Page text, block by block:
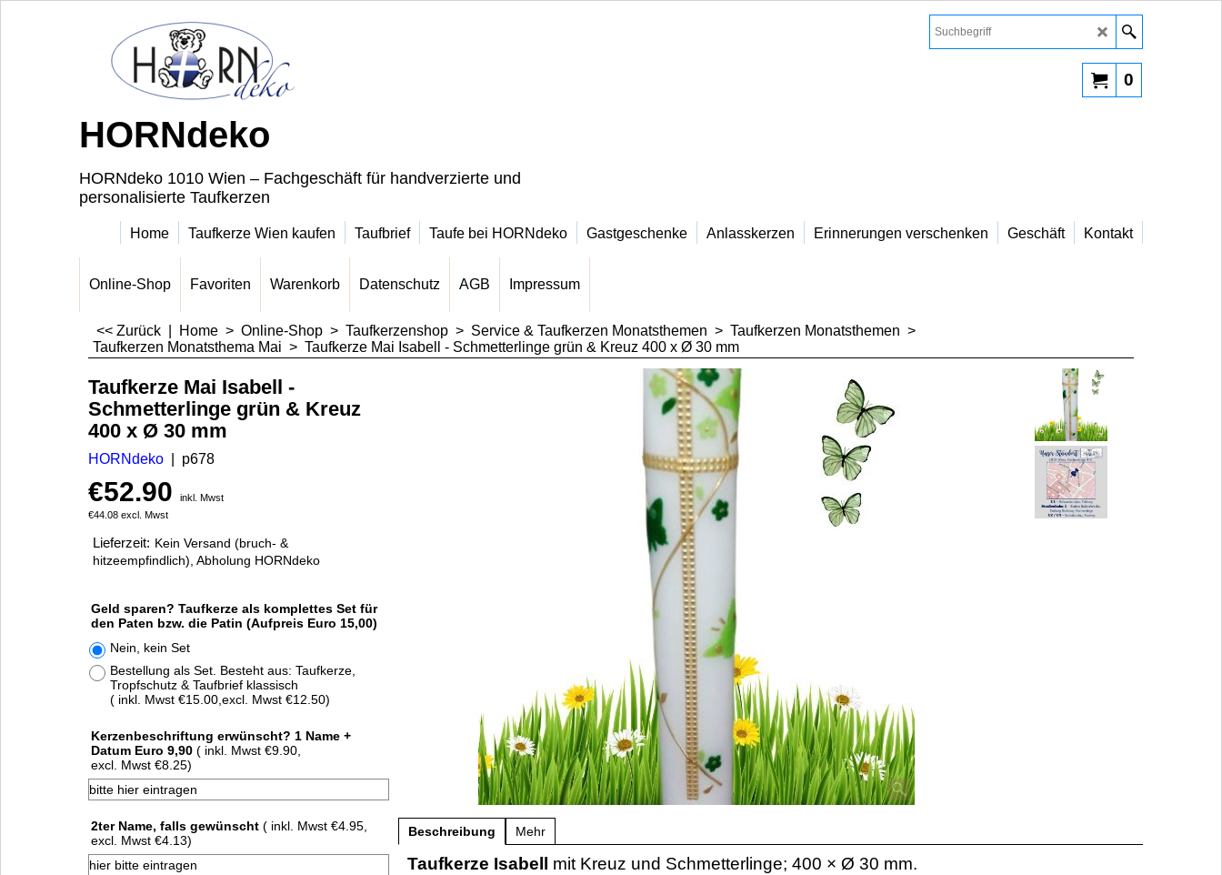
HORNdeko
HORNdeko 1010 Wien – Fachgeschäft für handverzierte und
personalisierte Taufkerzen
0
Home Taufkerze Wien kaufen Taufbrief Taufe bei HORNdeko Gastgeschenke Anlasskerzen Erinnerungen verschenken Geschäft Kontakt
Online-Shop Favoriten Warenkorb Datenschutz AGB Impressum
<< Zurück Home > Online-Shop > Taufkerzenshop > Service & Taufkerzen Monatsthemen > Taufkerzen Monatsthemen >
Taufkerzen Monatsthema Mai > Taufkerze Mai Isabell - Schmetterlinge grün & Kreuz 400 x Ø 30 mm
Taufkerze Mai Isabell -
Schmetterlinge grün & Kreuz
400 x Ø 30 mm
HORNdeko p678
€52.90
inkl. Mwst
€44.08 excl. Mwst
Lieferzeit: Kein Versand (bruch- &
hitzeempfindlich), Abholung HORNdeko
Geld sparen? Taufkerze als komplettes Set für
den Paten bzw. die Patin (Aufpreis Euro 15,00)
Nein, kein Set
Bestellung als Set. Besteht aus: Taufkerze,
Tropfschutz & Taufbrief klassisch
( inkl. Mwst €15.00,excl. Mwst €12.50)
Kerzenbeschriftung erwünscht? 1 Name +
Datum Euro 9,90 ( inkl. Mwst €9.90
excl. Mwst €8.25)
2ter Name, falls gewünscht ( inkl. Mwst €4.95
excl. Mwst €4.13)
Beschreibung Mehr
Taufkerze Isabell
mit Kreuz und Schmetterlinge; 400 × Ø 30 mm.